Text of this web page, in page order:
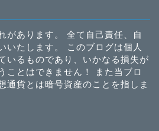
があります。 全て自己責任、自
いたします。 このブログは個人
いるものであり、いかなる損失が
ことはできません！ また当ブロ
通貨とは暗号資産のことを指しま